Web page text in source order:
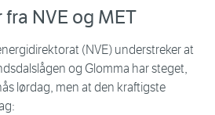
NVE og MET
(NVE) understreker at
og Glomma har steget,
lørdag, men at den kraftigste